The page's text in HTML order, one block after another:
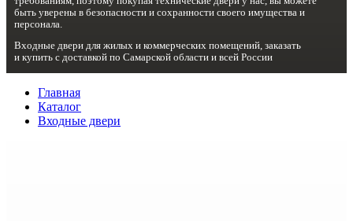
быть уверены в безопасности и сохранности своего имущества и
персонала.
Входные двери для жилых и коммерческих помещений, заказать
и купить с доставкой по Самарской области и всей России
Главная
Каталог
Входные двери